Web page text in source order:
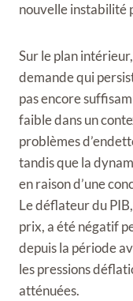
nouvelle instabilité
Sur le plan
demande qui
pas encore
faible dans un
problèmes
tandis que la
en raison d’une
Le déflateur du
prix, a été négatif
depuis la période
les pressions
atténuées.